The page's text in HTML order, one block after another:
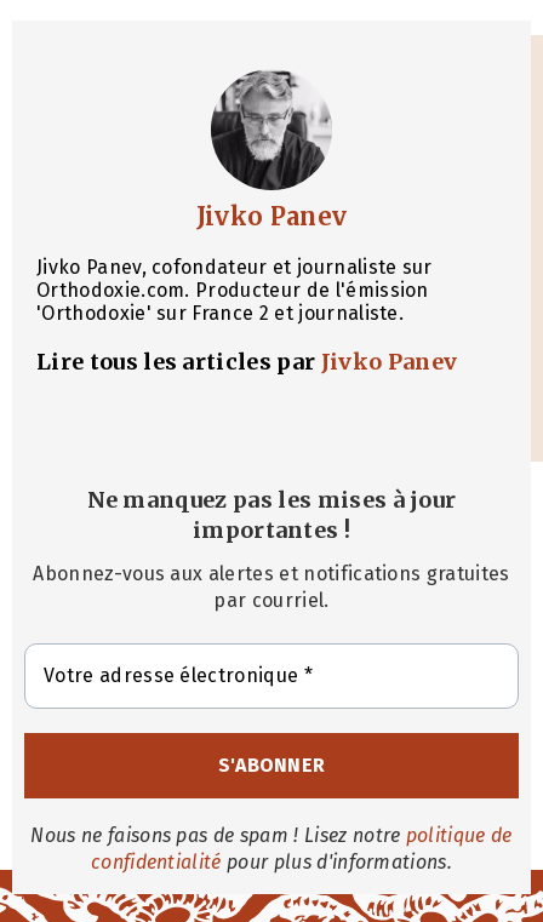
Jivko Panev
Jivko Panev, cofondateur et journaliste sur
Orthodoxie.com. Producteur de l'émission
'Orthodoxie' sur France 2 et journaliste.
Lire tous les articles par Jivko Panev
Ne manquez pas les mises à jour
importantes !
Abonnez-vous aux alertes et notifications gratuites
par courriel.
Nous ne faisons pas de spam ! Lisez notre politique de
confidentialité pour plus d'informations.